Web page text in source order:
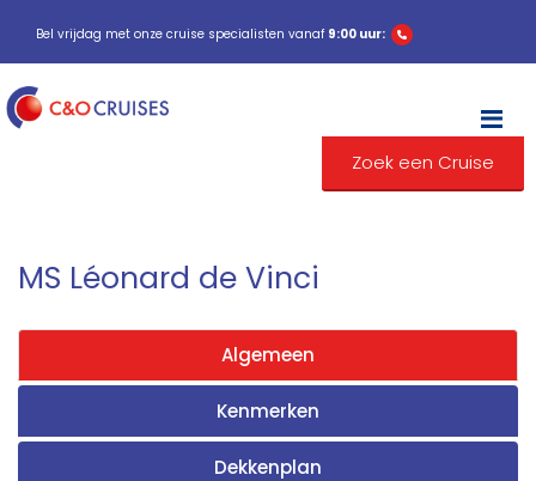
Bel vrijdag met onze cruise specialisten vanaf 9:00 uur:
Zoek een Cruise
MS Léonard de Vinci
Algemeen
Kenmerken
Dekkenplan